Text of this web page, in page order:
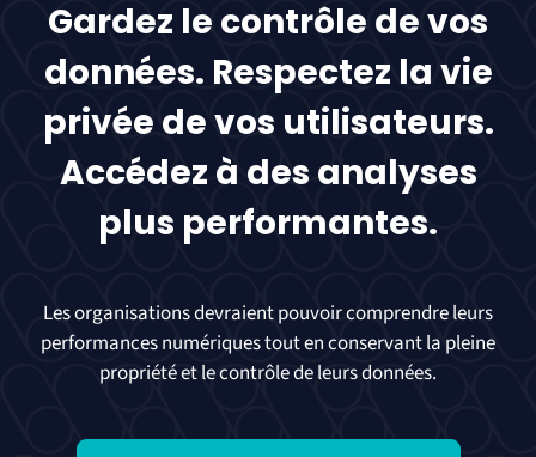
Gardez le contrôle de vos
données. Respectez la vie
privée de vos utilisateurs.
Accédez à des analyses
plus performantes.
Les organisations devraient pouvoir comprendre leurs
performances numériques tout en conservant la pleine
propriété et le contrôle de leurs données.